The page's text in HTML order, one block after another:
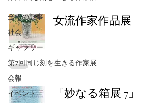
全ての記事
社会
ギャラリー
第7回同じ刻を生きる作家展
会報
イベント
女流作家作品展
『妙なる箱展 7」